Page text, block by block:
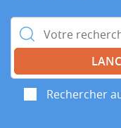
Rechercher :
Rechercher